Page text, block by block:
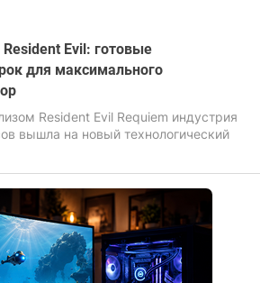
Evil: готовые
для максимального
Resident Evil Requiem индустрия
вышла на новый технологический